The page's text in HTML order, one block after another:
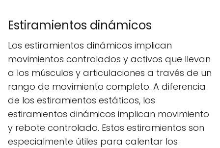
Estiramientos dinámicos
Los estiramientos dinámicos implican
movimientos controlados y activos que llevan
a los músculos y articulaciones a través de un
rango de movimiento completo. A diferencia
de los estiramientos estáticos, los
estiramientos dinámicos implican movimiento
y rebote controlado. Estos estiramientos son
especialmente útiles para calentar los